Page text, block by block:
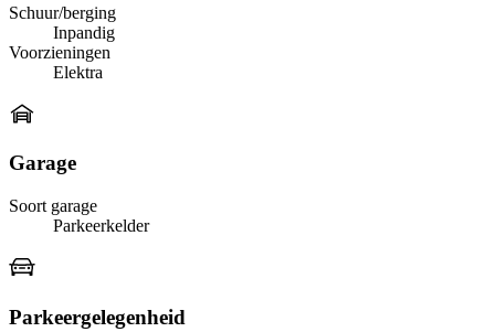
Schuur/berging
Inpandig
Voorzieningen
Elektra
Garage
Soort garage
Parkeerkelder
Parkeergelegenheid